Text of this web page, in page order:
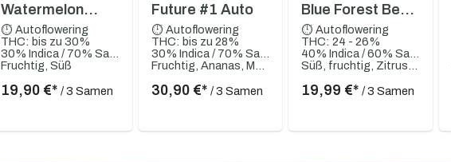
Watermelon
Weddingcake
XXL Auto
⏱ Autoflowering
THC: bis zu 30%
30% Indica / 70% Sativa
Fruchtig, Süß
19,90 €* / 3 Samen
Future #1 Auto
⏱ Autoflowering
THC: bis zu 28%
30% Indica / 70% Sativa
30,90 €* / 3 Samen
Blue Forest Berry
Auto
⏱ Autoflowering
THC: 24 - 26%
19,99 €*/ 3 Samen